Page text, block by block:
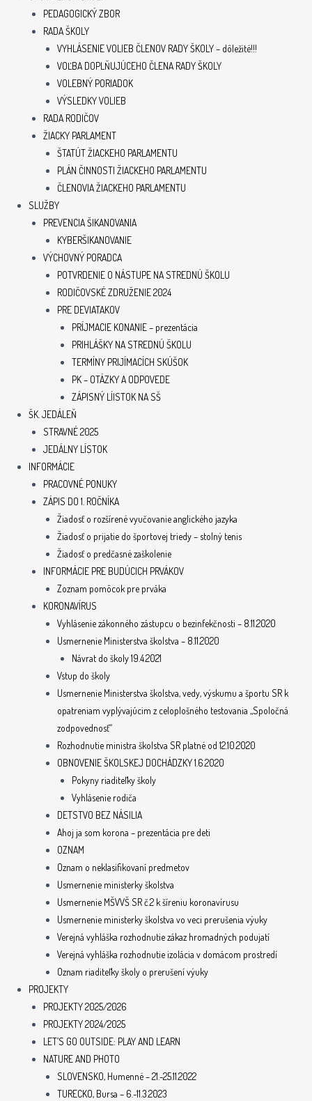
PEDAGOGICKÝ ZBOR
RADA ŠKOLY
VYHLÁSENIE VOLIEB ČLENOV RADY ŠKOLY – dôležité!!!
VOĽBA DOPLŇUJÚCEHO ČLENA RADY ŠKOLY
VOLEBNÝ PORIADOK
VÝSLEDKY VOLIEB
RADA RODIČOV
ŽIACKY PARLAMENT
ŠTATÚT ŽIACKEHO PARLAMENTU
PLÁN ČINNOSTI ŽIACKEHO PARLAMENTU
ČLENOVIA ŽIACKEHO PARLAMENTU
SLUŽBY
PREVENCIA ŠIKANOVANIA
KYBERŠIKANOVANIE
VÝCHOVNÝ PORADCA
POTVRDENIE O NÁSTUPE NA STREDNÚ ŠKOLU
RODIČOVSKÉ ZDRUŽENIE 2024
PRE DEVIATAKOV
PRÍJMACIE KONANIE – prezentácia
PRIHLÁŠKY NA STREDNÚ ŠKOLU
TERMÍNY PRIJÍMACÍCH SKÚŠOK
PK – OTÁZKY A ODPOVEDE
ZÁPISNÝ LÍISTOK NA SŠ
ŠK. JEDÁLEŇ
STRAVNÉ 2025
JEDÁLNY LÍSTOK
INFORMÁCIE
PRACOVNÉ PONUKY
ZÁPIS DO 1. ROČNÍKA
Žiadosť o rozšírené vyučovanie anglického jazyka
Žiadosť o prijatie do športovej triedy – stolný tenis
Žiadosť o predčasné zaškolenie
INFORMÁCIE PRE BUDÚCICH PRVÁKOV
Zoznam pomôcok pre prváka
KORONAVÍRUS
Vyhlásenie zákonného zástupcu o bezinfekčnosti – 8.11.2020
Usmernenie Ministerstva školstva – 8.11.2020
Návrat do školy 19.4.2021
Vstup do školy
Usmernenie Ministerstva školstva, vedy, výskumu a športu SR k
opatreniam vyplývajúcim z celoplošného testovania „Spoločná
zodpovednosť“
Rozhodnutie ministra školstva SR platné od 12.10.2020
OBNOVENIE ŠKOLSKEJ DOCHÁDZKY 1.6.2020
Pokyny riaditeľky školy
Vyhlásenie rodiča
DETSTVO BEZ NÁSILIA
Ahoj ja som korona – prezentácia pre deti
OZNAM
Oznam o neklasifikovaní predmetov
Usmernenie ministerky školstva
Usmernenie MŠVVŠ SR č.2 k šíreniu koronavírusu
Usmernenie ministerky školstva vo veci prerušenia výuky
Verejná vyhláška rozhodnutie zákaz hromadných podujatí
Verejná vyhláška rozhodnutie izolácia v domácom prostredí
Oznam riaditeľky školy o prerušení výuky
PROJEKTY
PROJEKTY 2025/2026
PROJEKTY 2024/2025
LET’S GO OUTSIDE: PLAY AND LEARN
NATURE AND PHOTO
SLOVENSKO, Humenné – 21.-25.11.2022
TURECKO, Bursa – 6.-11.3.2023